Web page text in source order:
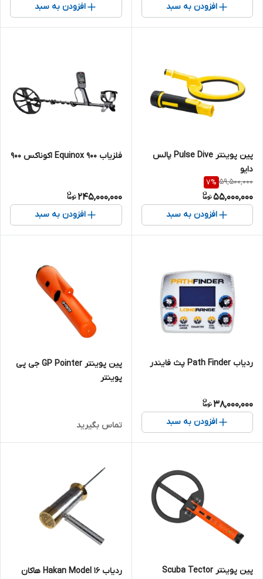
افزودن به سبد افزودن به سبد
پین پوینتر Pulse Dive پالس
دایو
59,500,000
7%
55,000,000
افزودن به سبد
فلزیاب Equinox 900 اکوناکس 900
245,000,000
افزودن به سبد
ردیاب Path Finder پث فایندر
38,000,000
افزودن به سبد
پین پوینتر GP Pointer جی پی
پوینتر
تماس بگیرید
پین پوینتر Scuba Tector ردیاب Hakan Model 16 هاکان